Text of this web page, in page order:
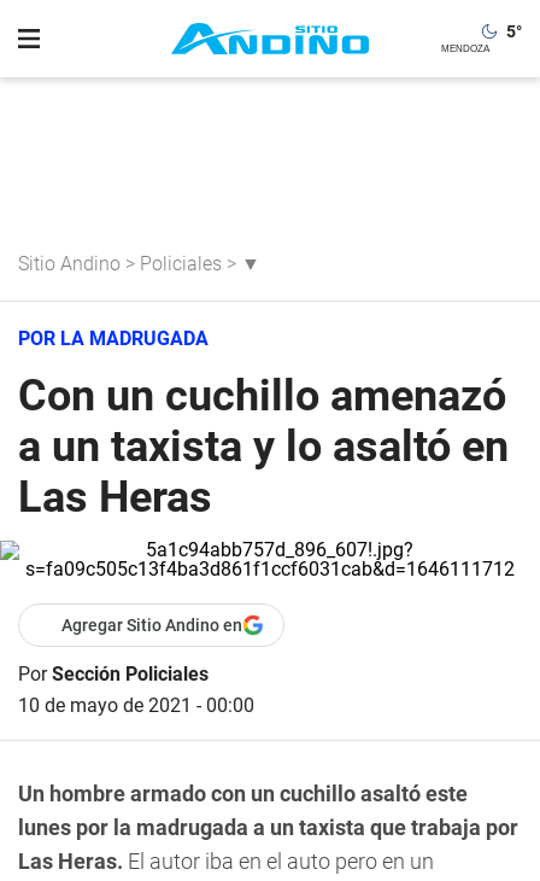
5°
Sitio Andino > Policiales > ▼
POR LA MADRUGADA
Con un cuchillo amenazó
a un taxista y lo asaltó en
Las Heras
Agregar Sitio Andino en
PorSección Policiales
10 de mayo de 2021 - 00:00
Un hombre armado con un cuchillo asaltó este
lunes por la madrugada a un taxista que trabaja por
Las Heras. El autor iba en el auto pero en un